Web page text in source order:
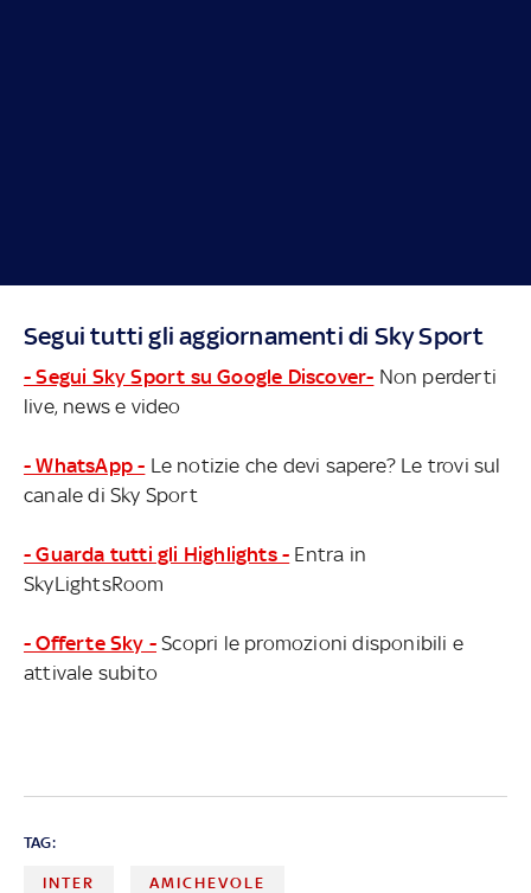
Segui tutti gli aggiornamenti di Sky Sport
- Segui Sky Sport su Google Discover- Non perderti
live, news e video
- WhatsApp - Le notizie che devi sapere? Le trovi sul
canale di Sky Sport
- Guarda tutti gli Highlights - Entra in
SkyLightsRoom
- Offerte Sky - Scopri le promozioni disponibili e
attivale subito
TAG:
INTER AMICHEVOLE